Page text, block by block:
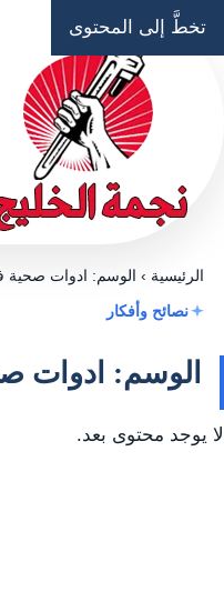
تخطَّ إلى المحتوى
الرئيسية ›الوسم: ادوات صحية
نصائح وأفكار
الوسم: ادوات
لا يوجد محتوى بعد.